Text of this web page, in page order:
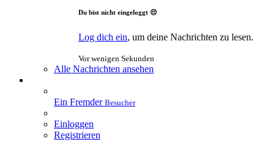
Du bist nicht eingeloggt 😔
Log dich ein, um deine Nachrichten zu lesen.
Vor wenigen Sekunden
Alle Nachrichten ansehen
Ein Fremder Besucher
Einloggen
Registrieren